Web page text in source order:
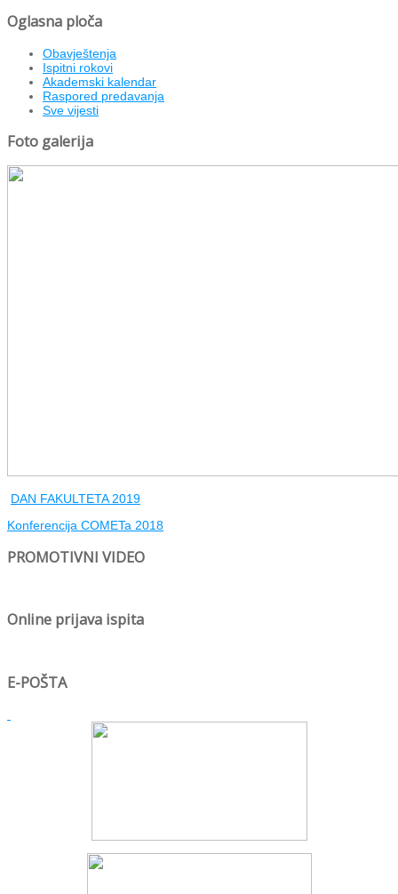
Oglasna ploča
Obavještenja
Ispitni rokovi
Akademski kalendar
Raspored predavanja
Sve vijesti
Foto galerija
DAN FAKULTETA 2019
Konferencija COMETa 2018
PROMOTIVNI VIDEO
Online prijava ispita
E-POŠTA